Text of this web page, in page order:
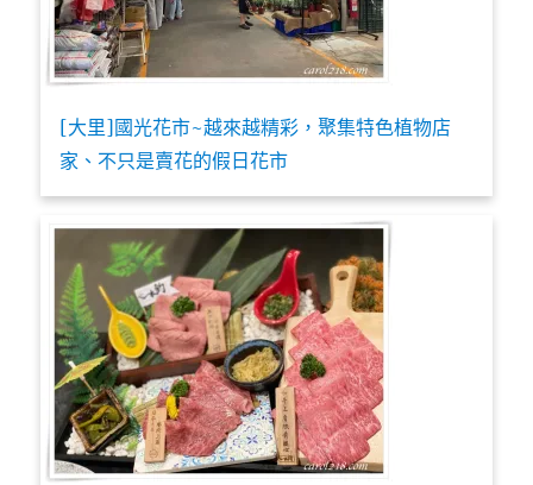
[大里]國光花市~越來越精彩，聚集特色植物店
家、不只是賣花的假日花市